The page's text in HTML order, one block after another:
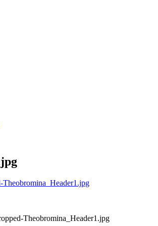
Theobromina_Header1.jpg
Theobromina_Header1.jpg